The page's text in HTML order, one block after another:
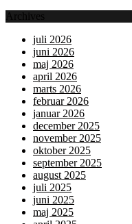
Archives
juli 2026
juni 2026
maj 2026
april 2026
marts 2026
februar 2026
januar 2026
december 2025
november 2025
oktober 2025
september 2025
august 2025
juli 2025
juni 2025
maj 2025